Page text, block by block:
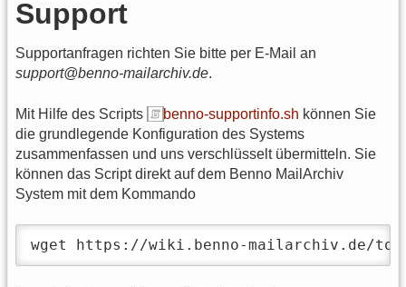
Support
Supportanfragen richten Sie bitte per E-Mail an
support@benno-mailarchiv.de.
Mit Hilfe des Scripts benno-supportinfo.sh können Sie
die grundlegende Konfiguration des Systems
zusammenfassen und uns verschlüsselt übermitteln. Sie
können das Script direkt auf dem Benno MailArchiv
System mit dem Kommando
wget https://wiki.benno-mailarchiv.de/